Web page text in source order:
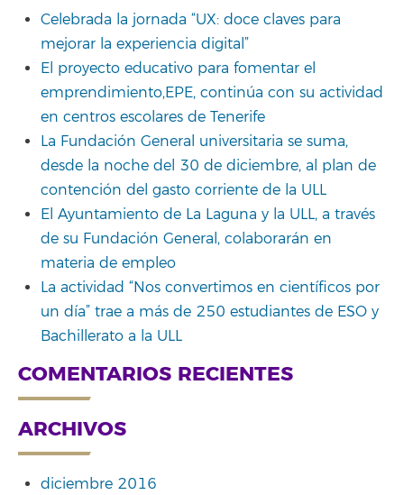
Celebrada la jornada “UX: doce claves para
mejorar la experiencia digital”
El proyecto educativo para fomentar el
emprendimiento,EPE, continúa con su actividad
en centros escolares de Tenerife
La Fundación General universitaria se suma,
desde la noche del 30 de diciembre, al plan de
contención del gasto corriente de la ULL
El Ayuntamiento de La Laguna y la ULL, a través
de su Fundación General, colaborarán en
materia de empleo
La actividad “Nos convertimos en científicos por
un día” trae a más de 250 estudiantes de ESO y
Bachillerato a la ULL
COMENTARIOS RECIENTES
ARCHIVOS
diciembre 2016